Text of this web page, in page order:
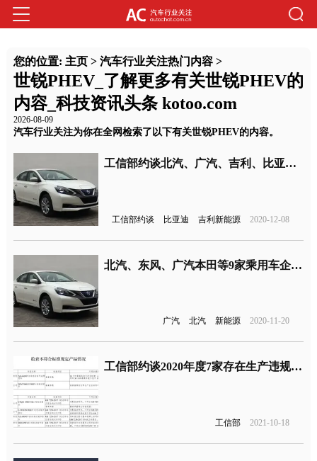
您的位置: 主页> 汽车行业关注热门内容>
世锐PHEV_了解更多有关世锐PHEV的
内容_科技资讯头条 kotoo.com
2026-08-09
汽车行业关注为你在全网检索了以下有关世锐PHEV的内容。
工信部约谈北汽、广汽、吉利、比亚迪等25家车企
工信部约谈 比亚迪 吉利新能源 2020-12-08
北汽、东风、广汽本田等9家乘用车企被点名，工信部抽检结果公布
广汽 北汽 新能源 2020-11-20
工信部约谈2020年度7家存在生产违规新能源车企
工信部 2021-10-18